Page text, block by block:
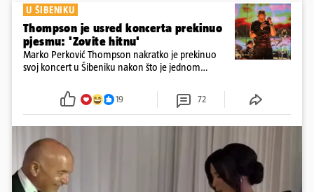
U ŠIBENIKU
Thompson je usred koncerta prekinuo
pjesmu: 'Zovite hitnu'
Marko Perković Thompson nakratko je prekinuo
svoj koncert u Šibeniku nakon što je jednom
19 72